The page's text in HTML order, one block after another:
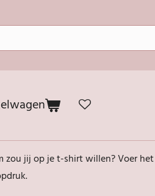
zou jij op je t-shirt willen? Voer